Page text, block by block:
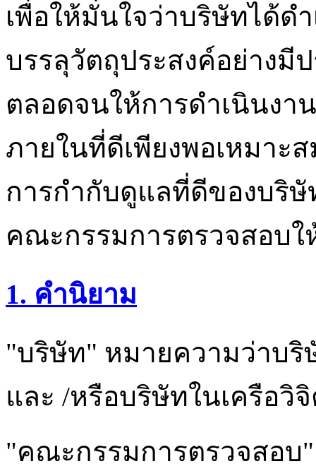
เพื่อให้มั่นใจว่าบริษัทได้ด
บรรลุวัตถุประสงค์อย่างมี
ตลอดจนให้การดำเนินง
ภายในที่ดีเพียงพอเหมาะ
การกำกับดูแลที่ดีของบริ
คณะกรรมการตรวจสอบใ
1. คำนิยาม
"บริษัท" หมายความว่าบ
และ /หรือบริษัทในเครือ
"คณะกรรมการตรวจสอบ